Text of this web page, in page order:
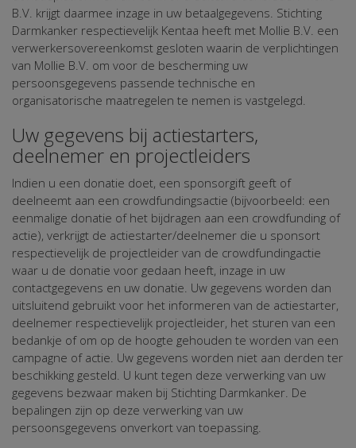
B.V. krijgt daarmee inzage in uw betaalgegevens. Stichting
Darmkanker respectievelijk Kentaa heeft met Mollie B.V. een
verwerkersovereenkomst gesloten waarin de verplichtingen
van Mollie B.V. om voor de bescherming uw
persoonsgegevens passende technische en
organisatorische maatregelen te nemen is vastgelegd.
Uw gegevens bij actiestarters,
deelnemer en projectleiders
Indien u een donatie doet, een sponsorgift geeft of
deelneemt aan een crowdfundingsactie (bijvoorbeeld: een
eenmalige donatie of het bijdragen aan een crowdfunding of
actie), verkrijgt de actiestarter/deelnemer die u sponsort
respectievelijk de projectleider van de crowdfundingactie
waar u de donatie voor gedaan heeft, inzage in uw
contactgegevens en uw donatie. Uw gegevens worden dan
uitsluitend gebruikt voor het informeren van de actiestarter,
deelnemer respectievelijk projectleider, het sturen van een
bedankje of om op de hoogte gehouden te worden van een
campagne of actie. Uw gegevens worden niet aan derden ter
beschikking gesteld. U kunt tegen deze verwerking van uw
gegevens bezwaar maken bij Stichting Darmkanker. De
bepalingen zijn op deze verwerking van uw
persoonsgegevens onverkort van toepassing.